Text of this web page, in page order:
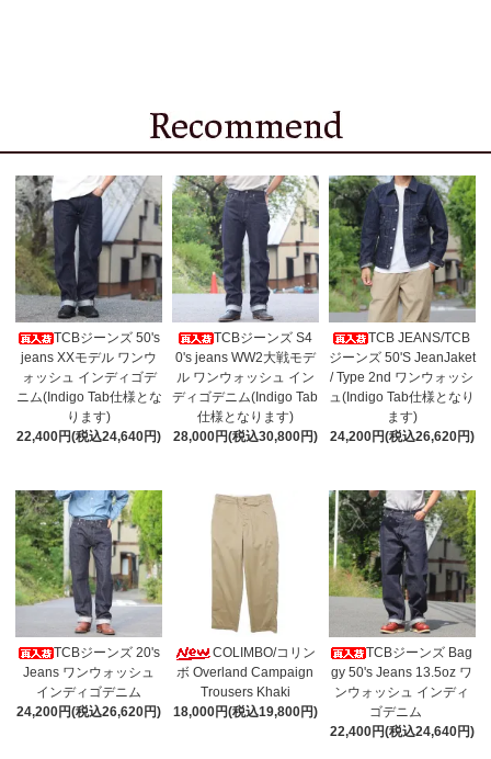
TCBジーンズ 50's
jeans XXモデル ワンウ
ォッシュ インディゴデ
ニム(Indigo Tab仕様とな
ります)
22,400円(税込24,640円)
TCBジーンズ S4
0's jeans WW2大戦モデ
ル ワンウォッシュ イン
ディゴデニム(Indigo Tab
仕様となります)
28,000円(税込30,800円)
TCB JEANS/TCB
ジーンズ 50'S JeanJaket
/ Type 2nd ワンウォッシ
ュ(Indigo Tab仕様となり
ます)
24,200円(税込26,620円)
TCBジーンズ 20's
Jeans ワンウォッシュ
インディゴデニム
24,200円(税込26,620円)
COLIMBO/コリン
ボ Overland Campaign
Trousers Khaki
18,000円(税込19,800円)
TCBジーンズ Bag
gy 50's Jeans 13.5oz ワ
ンウォッシュ インディ
ゴデニム
22,400円(税込24,640円)